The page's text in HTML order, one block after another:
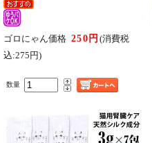
ゴロにゃん価格 250円 (消費税
込:275円)
数量